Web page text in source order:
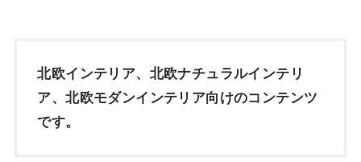
北欧インテリア、北欧ナチュラルインテリ
ア、北欧モダンインテリア向けのコンテンツ
です。